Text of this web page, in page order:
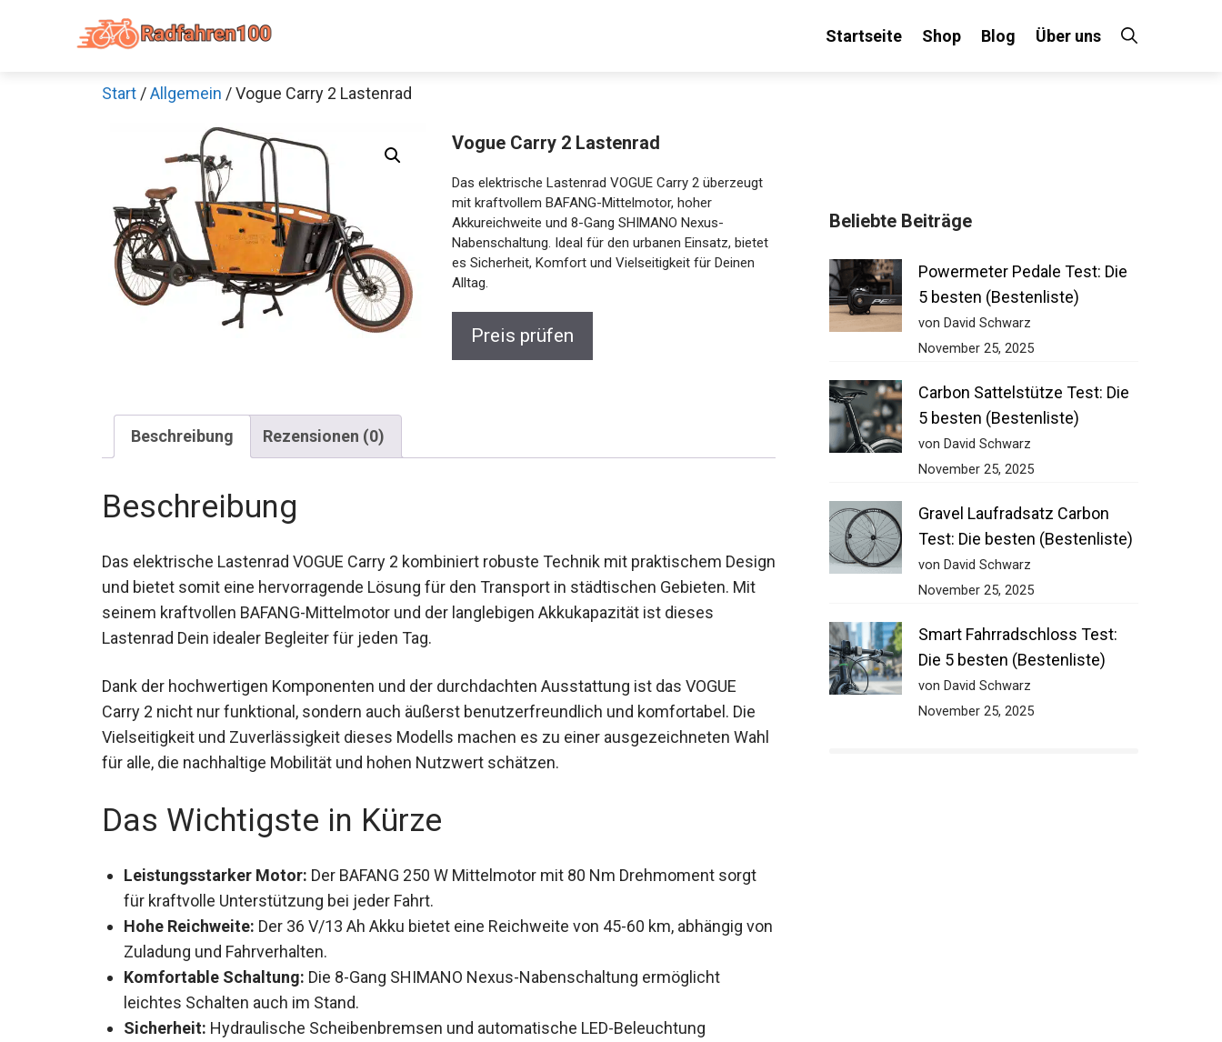
Startseite Shop Blog Über uns
Start /Allgemein / Vogue Carry 2 Lastenrad
Vogue Carry 2 Lastenrad
Das elektrische Lastenrad VOGUE Carry 2 überzeugt
mit kraftvollem BAFANG-Mittelmotor, hoher
Akkureichweite und 8-Gang SHIMANO Nexus-
Nabenschaltung. Ideal für den urbanen Einsatz, bietet
es Sicherheit, Komfort und Vielseitigkeit für Deinen
Alltag.
Preis prüfen
Beschreibung Rezensionen (0)
Beschreibung
Das elektrische Lastenrad VOGUE Carry 2 kombiniert robuste Technik mit praktischem
Design und bietet somit eine hervorragende Lösung für den Transport in städtischen
Gebieten. Mit seinem kraftvollen BAFANG-Mittelmotor und der langlebigen Akkukapazität ist
dieses Lastenrad Dein idealer Begleiter für jeden Tag.
Dank der hochwertigen Komponenten und der durchdachten Ausstattung ist das VOGUE
Carry 2 nicht nur funktional, sondern auch äußerst benutzerfreundlich und komfortabel. Die
Vielseitigkeit und Zuverlässigkeit dieses Modells machen es zu einer ausgezeichneten
Wahl für alle, die nachhaltige Mobilität und hohen Nutzwert schätzen.
Das Wichtigste in Kürze
Leistungsstarker Motor: Der BAFANG 250 W Mittelmotor mit 80 Nm Drehmoment sorgt
für kraftvolle Unterstützung bei jeder Fahrt.
Hohe Reichweite: Der 36 V/13 Ah Akku bietet eine Reichweite von 45-60 km, abhängig
von Zuladung und Fahrverhalten.
Komfortable Schaltung: Die 8-Gang SHIMANO Nexus-Nabenschaltung ermöglicht
leichtes Schalten auch im Stand.
Sicherheit: Hydraulische Scheibenbremsen und automatische LED-Beleuchtung
Beliebte Beiträge
Powermeter Pedale Test: Die
5 besten (Bestenliste)
von David Schwarz
November 25, 2025
Carbon Sattelstütze Test: Die
5 besten (Bestenliste)
von David Schwarz
November 25, 2025
Gravel Laufradsatz Carbon
Test: Die besten (Bestenliste)
von David Schwarz
November 25, 2025
Smart Fahrradschloss Test:
Die 5 besten (Bestenliste)
von David Schwarz
November 25, 2025
Jetzt anschauen